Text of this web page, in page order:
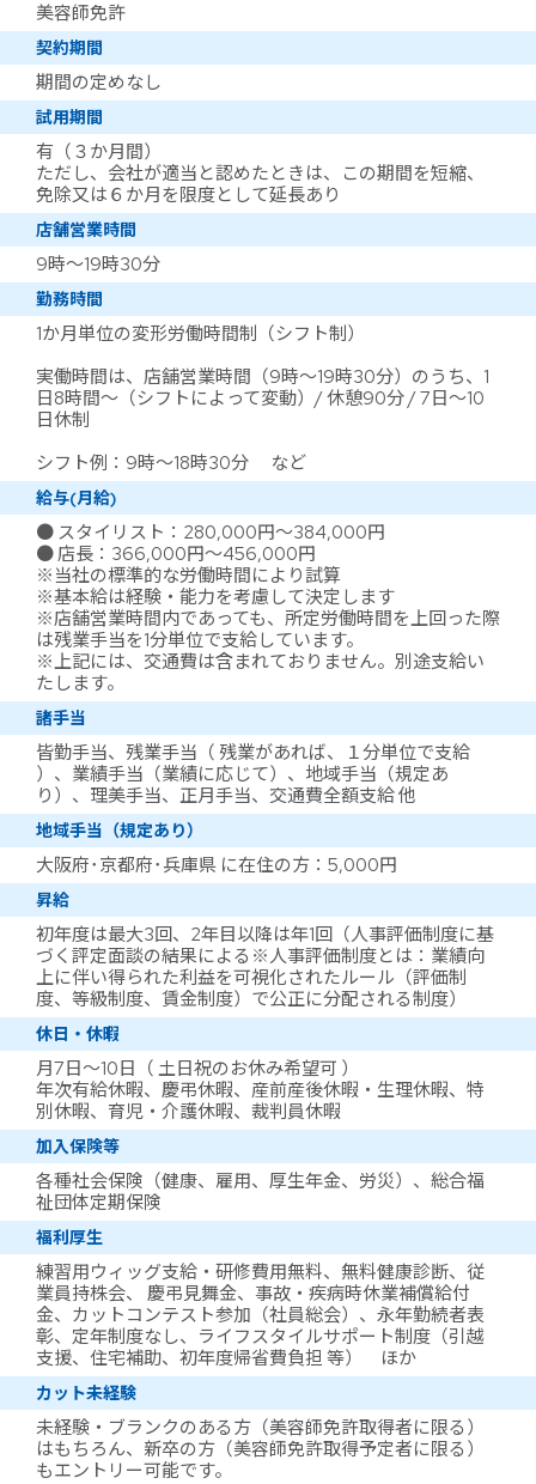
美容師免許
契約期間
期間の定めなし
試用期間
有（３か月間）
ただし、会社が適当と認めたときは、この期間を短縮、
免除又は６か月を限度として延長あり
店舗営業時間
9時～19時30分
勤務時間
1か月単位の変形労働時間制（シフト制）
実働時間は、店舗営業時間（9時～19時30分）のうち、1
日8時間～（シフトによって変動）/ 休憩90分 / 7日～10
日休制
シフト例：9時～18時30分 など
給与(月給)
● スタイリスト：280,000円～384,000円
● 店長：366,000円～456,000円
※当社の標準的な労働時間により試算
※基本給は経験・能力を考慮して決定します
※店舗営業時間内であっても、所定労働時間を上回った際
は残業手当を1分単位で支給しています。
※上記には、交通費は含まれておりません。別途支給い
たします。
諸手当
皆勤手当、残業手当（ 残業があれば、１分単位で支給
）、業績手当（業績に応じて）、地域手当（規定あ
り）、理美手当、正月手当、交通費全額支給 他
地域手当（規定あり）
大阪府･京都府･兵庫県 に在住の方：5,000円
昇給
初年度は最大3回、2年目以降は年1回（人事評価制度に基
づく評定面談の結果による※人事評価制度とは：業績向
上に伴い得られた利益を可視化されたルール（評価制
度、等級制度、賃金制度）で公正に分配される制度）
休日・休暇
月7日～10日（ 土日祝のお休み希望可 ）
年次有給休暇、慶弔休暇、産前産後休暇・生理休暇、特
別休暇、育児・介護休暇、裁判員休暇
加入保険等
各種社会保険（健康、雇用、厚生年金、労災）、総合福
祉団体定期保険
福利厚生
練習用ウィッグ支給・研修費用無料、無料健康診断、従
業員持株会、 慶弔見舞金、事故・疾病時休業補償給付
金、カットコンテスト参加（社員総会）、永年勤続者表
彰、定年制度なし、ライフスタイルサポート制度（引越
支援、住宅補助、初年度帰省費負担 等） ほか
カット未経験
未経験・ブランクのある方（美容師免許取得者に限る）
はもちろん、新卒の方（美容師免許取得予定者に限る）
もエントリー可能です。